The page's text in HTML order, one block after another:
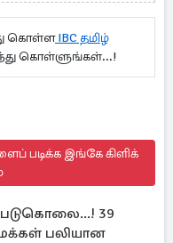
கொள்ளIBC தமிழ்
கொள்ளுங்கள்...!
படிக்க இங்கே கிளிக்
39
பலியான